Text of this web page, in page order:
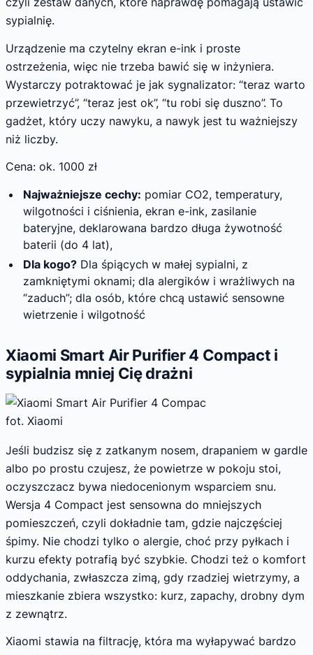
sypialnię.
Urządzenie ma czytelny ekran e-ink i proste
ostrzeżenia, więc nie trzeba bawić się w inżyniera.
Wystarczy potraktować je jak sygnalizator: “teraz warto
przewietrzyć”, “teraz jest ok”, “tu robi się duszno”. To
gadżet, który uczy nawyku, a nawyk jest tu ważniejszy
niż liczby.
Cena: ok. 1000 zł
Najważniejsze cechy: pomiar CO2, temperatury,
wilgotności i ciśnienia, ekran e-ink, zasilanie
bateryjne, deklarowana bardzo długa żywotność
baterii (do 4 lat),
Dla kogo?Dla śpiących w małej sypialni, z
zamkniętymi oknami; dla alergików i wrażliwych na
“zaduch”; dla osób, które chcą ustawić sensowne
wietrzenie i wilgotność
Xiaomi Smart Air Purifier 4 Compact i
sypialnia mniej Cię drażni
fot. Xiaomi
Jeśli budzisz się z zatkanym nosem, drapaniem w gardle
albo po prostu czujesz, że powietrze w pokoju stoi,
oczyszczacz bywa niedocenionym wsparciem snu.
Wersja 4 Compact jest sensowna do mniejszych
pomieszczeń, czyli dokładnie tam, gdzie najczęściej
śpimy. Nie chodzi tylko o alergie, choć przy pyłkach i
kurzu efekty potrafią być szybkie. Chodzi też o komfort
oddychania, zwłaszcza zimą, gdy rzadziej wietrzymy, a
mieszkanie zbiera wszystko: kurz, zapachy, drobny dym
z zewnątrz.
Xiaomi stawia na filtrację, która ma wyłapywać bardzo